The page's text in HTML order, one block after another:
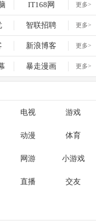
IT168网 更多>
智联招聘 更多>
新浪博客 更多>
暴走漫画 更多>
电视 游戏
动漫 体育
网游 小游戏
直播 交友